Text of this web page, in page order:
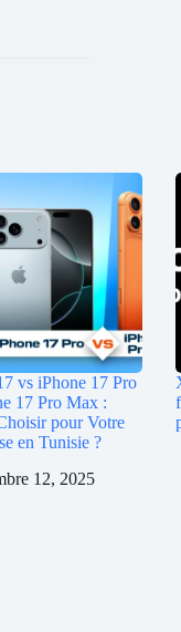
vs iPhone 17 Pro
17 Pro Max :
pour Votre
en Tunisie ?
12, 2025